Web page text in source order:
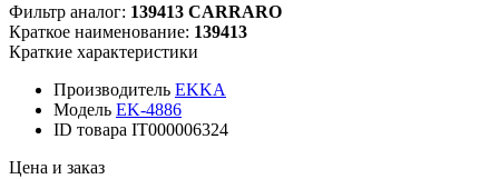
Фильтр аналог: 139413 CARRARO
Краткое наименование: 139413
Краткие характеристики
Производитель EKKA
Модель EK-4886
ID товара IT000006324
Цена и заказ